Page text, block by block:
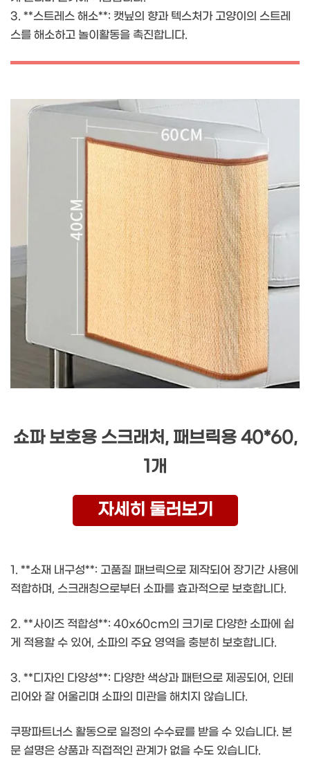
3. **스트레스 해소**: 캣닢의 향과 텍스처가 고양이의 스트레
스를 해소하고 놀이활동을 촉진합니다.
쇼파 보호용 스크래처, 패브릭용 40*60,
1개
자세히 둘러보기
1. **소재 내구성**: 고품질 패브릭으로 제작되어 장기간 사용에
적합하며, 스크래칭으로부터 소파를 효과적으로 보호합니다.
2. **사이즈 적합성**: 40x60cm의 크기로 다양한 소파에 쉽
게 적용할 수 있어, 소파의 주요 영역을 충분히 보호합니다.
3. **디자인 다양성**: 다양한 색상과 패턴으로 제공되어, 인테
리어와 잘 어울리며 소파의 미관을 해치지 않습니다.
쿠팡파트너스 활동으로 일정의 수수료를 받을 수 있습니다. 본
문 설명은 상품과 직접적인 관계가 없을 수도 있습니다.